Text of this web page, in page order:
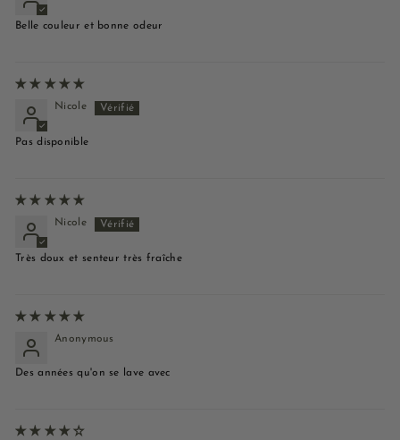
Belle couleur et bonne odeur
Nicole
Pas disponible
Nicole
Très doux et senteur très fraîche
Anonymous
Des années qu'on se lave avec